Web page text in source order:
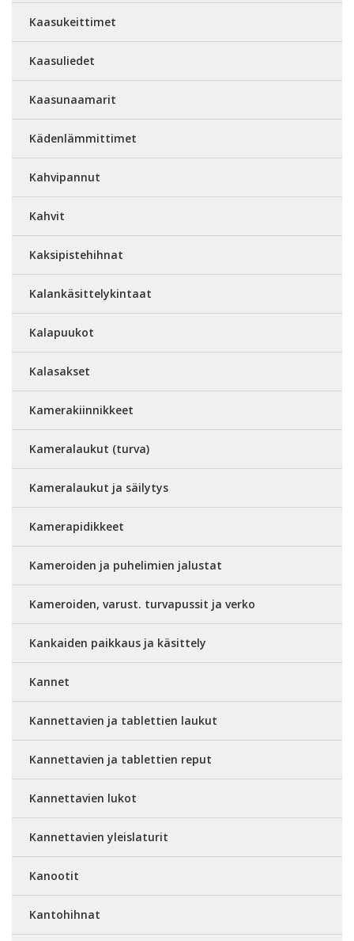
Kaasukeittimet
Kaasuliedet
Kaasunaamarit
Kädenlämmittimet
Kahvipannut
Kahvit
Kaksipistehihnat
Kalankäsittelykintaat
Kalapuukot
Kalasakset
Kamerakiinnikkeet
Kameralaukut (turva)
Kameralaukut ja säilytys
Kamerapidikkeet
Kameroiden ja puhelimien jalustat
Kameroiden, varust. turvapussit ja verko
Kankaiden paikkaus ja käsittely
Kannet
Kannettavien ja tablettien laukut
Kannettavien ja tablettien reput
Kannettavien lukot
Kannettavien yleislaturit
Kanootit
Kantohihnat